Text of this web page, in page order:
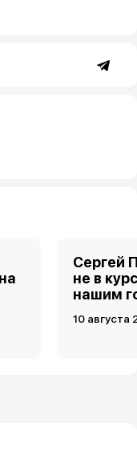
Сергей
не в
нашим
10 августа